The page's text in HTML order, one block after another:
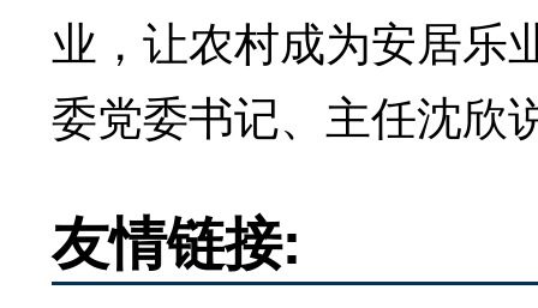
业，让农村成为安居乐
委党委书记、主任沈欣
友情链接: